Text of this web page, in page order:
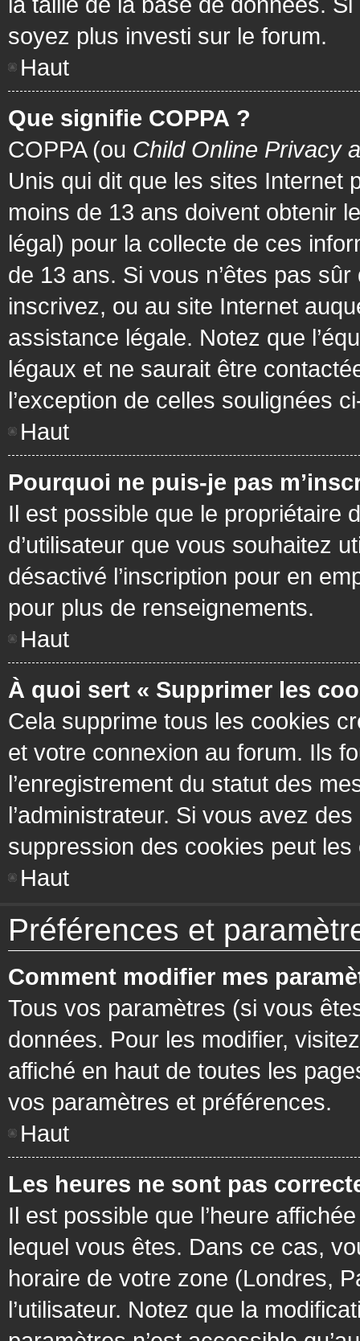
soyez plus investi sur le forum.
Haut
Que signifie COPPA ?
COPPA (ou Child Online Privacy
Unis qui dit que les sites Internet
moins de 13 ans doivent obtenir
légal) pour la collecte de ces
de 13 ans. Si vous n’êtes pas
inscrivez, ou au site Internet
assistance légale. Notez que
légaux et ne saurait être
l’exception de celles soulignées
Haut
Pourquoi ne puis-je pas
Il est possible que le propriétaire
d’utilisateur que vous souhaitez
désactivé l’inscription pour en
pour plus de renseignements.
Haut
À quoi sert « Supprimer les
Cela supprime tous les cookies
et votre connexion au forum. Ils
l’enregistrement du statut des
l’administrateur. Si vous avez
suppression des cookies peut les
Haut
Préférences et
Comment modifier mes
Tous vos paramètres (si vous
données. Pour les modifier,
affiché en haut de toutes les
vos paramètres et préférences.
Haut
Les heures ne sont pas
Il est possible que l’heure
lequel vous êtes. Dans ce cas,
horaire de votre zone (Londres,
l’utilisateur. Notez que la